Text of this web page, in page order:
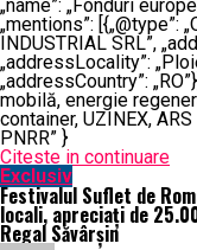
„name”: „Fonduri
„mentions”: [{„@type”:
INDUSTRIAL SRL”,
„addressLocality”:
„addressCountry”:
mobilă, energie
container, UZINEX,
PNRR” }
Citeste in continuare
Exclusiv
Festivalul Suflet de
locali, apreciați de
Regal Săvârșin